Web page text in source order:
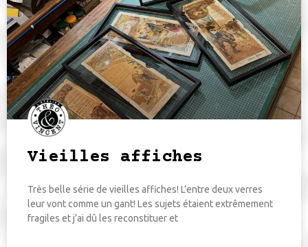
Vieilles affiches
Très belle série de vieilles affiches! L’entre deux verres
leur vont comme un gant! Les sujets étaient extrêmement
fragiles et j’ai dû les reconstituer et